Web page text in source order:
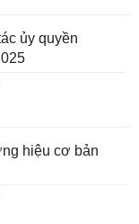
ủy quyền
hiệu cơ bản